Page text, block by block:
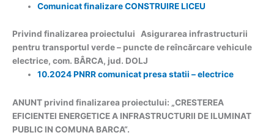
Comunicat finalizare CONSTRUIRE LICEU
Privind finalizarea proiectului Asigurarea infrastructurii
pentru transportul verde – puncte de reîncărcare vehicule
electrice, com. BÂRCA, jud. DOLJ
10.2024 PNRR comunicat presa statii – electrice
ANUNT privind finalizarea proiectului: „CRESTEREA
EFICIENTEI ENERGETICE A INFRASTRUCTURII DE ILUMINAT
PUBLIC IN COMUNA BARCA“.